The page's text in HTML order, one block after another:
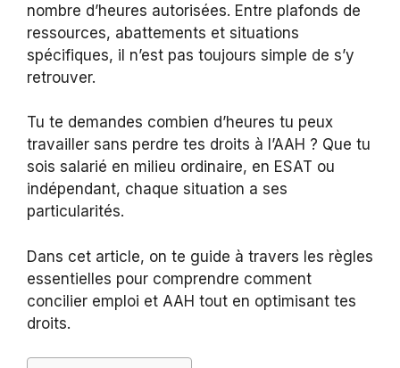
nombre d’heures autorisées. Entre plafonds de
ressources, abattements et situations
spécifiques, il n’est pas toujours simple de s’y
retrouver.
Tu te demandes combien d’heures tu peux
travailler sans perdre tes droits à l’AAH ? Que tu
sois salarié en milieu ordinaire, en ESAT ou
indépendant, chaque situation a ses
particularités.
Dans cet article, on te guide à travers les règles
essentielles pour comprendre comment
concilier emploi et AAH tout en optimisant tes
droits.